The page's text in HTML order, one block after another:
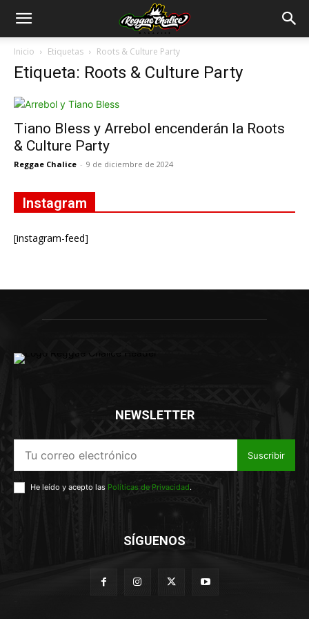
Inicio Etiquetas Roots & Culture Party
Etiqueta: Roots & Culture Party
Tiano Bless y Arrebol encenderán la Roots
& Culture Party
Reggae Chalice - 9 de diciembre de 2024
Instagram
[instagram-feed]
NEWSLETTER
Suscribir
He leído y acepto las Políticas de Privacidad.
SÍGUENOS